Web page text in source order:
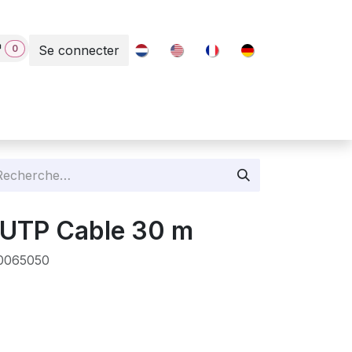
0 Se connecter
Cable 30 m